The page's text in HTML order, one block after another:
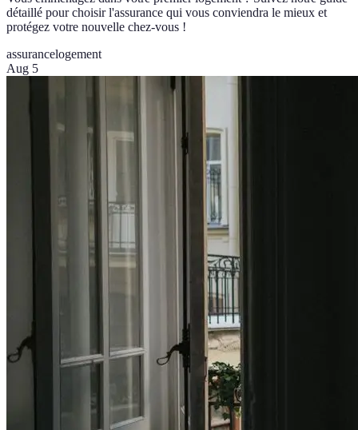
détaillé pour choisir l'assurance qui vous conviendra le mieux et
protégez votre nouvelle chez-vous !
assurancelogement
Aug 5